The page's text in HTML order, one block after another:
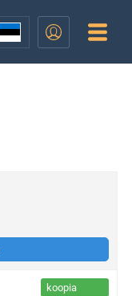
koopia